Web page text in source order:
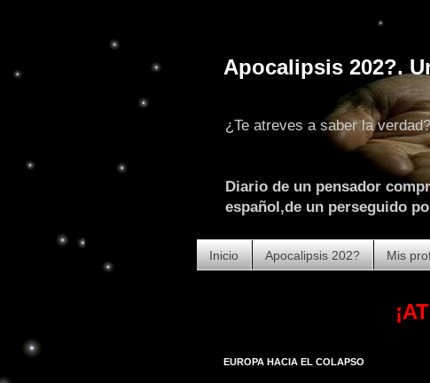
Apocalipsis 202?.
¿Te atreves a saber la verdad?
Diario de un pensador
español,de un perseguido
Inicio Apocalipsis 202? Mis
EUROPA HACIA EL COLAPSO